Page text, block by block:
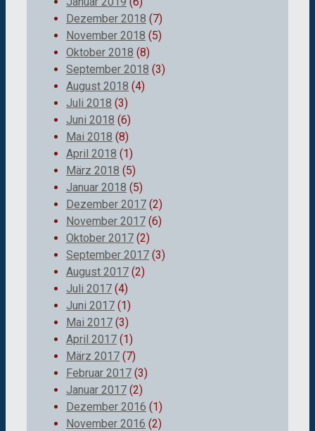
Dezember 2018 (7)
November 2018 (5)
Oktober 2018 (8)
September 2018 (3)
August 2018 (4)
Juli 2018 (3)
Juni 2018 (6)
Mai 2018 (8)
April 2018 (1)
März 2018 (5)
Januar 2018 (5)
Dezember 2017 (2)
November 2017 (6)
Oktober 2017 (2)
September 2017 (3)
August 2017 (2)
Juli 2017 (4)
Juni 2017 (1)
Mai 2017 (3)
April 2017 (1)
März 2017 (7)
Februar 2017 (3)
Januar 2017 (2)
Dezember 2016 (1)
November 2016 (2)